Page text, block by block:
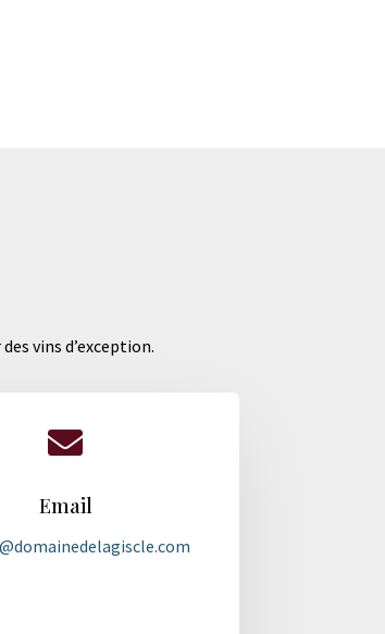
vins d’exception.

Email